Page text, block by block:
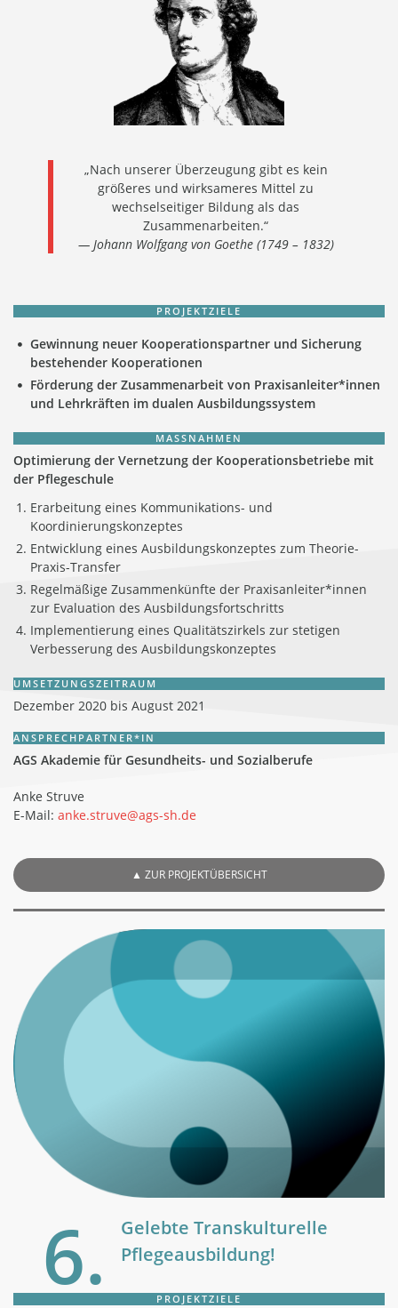
„Nach unserer Überzeugung gibt es kein
größeres und wirksameres Mittel zu
wechselseitiger Bildung als das
Zusammenarbeiten.“
— Johann Wolfgang von Goethe (1749 – 1832)
PROJEKTZIELE
Gewinnung neuer Kooperationspartner und Sicherung
bestehender Kooperationen
Förderung der Zusammenarbeit von Praxisanleiter*innen
und Lehrkräften im dualen Ausbildungssystem
MASSNAHMEN
Optimierung der Vernetzung der Kooperationsbetriebe mit
der Pflegeschule
Erarbeitung eines Kommunikations- und
Koordinierungskonzeptes
Entwicklung eines Ausbildungskonzeptes zum Theorie-
Praxis-Transfer
Regelmäßige Zusammenkünfte der Praxisanleiter*innen
zur Evaluation des Ausbildungsfortschritts
Implementierung eines Qualitätszirkels zur stetigen
Verbesserung des Ausbildungskonzeptes
UMSETZUNGSZEITRAUM
Dezember 2020 bis August 2021
ANSPRECHPARTNER*IN
AGS Akademie für Gesundheits- und Sozialberufe
Anke Struve
E-Mail: anke.struve@ags-sh.de
▲ ZUR PROJEKTÜBERSICHT
6.
Gelebte Transkulturelle
Pflegeausbildung!
PROJEKTZIELE